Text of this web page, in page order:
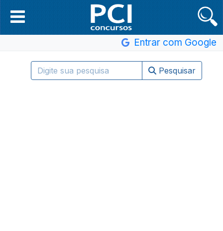
Entrar com Google
Pesquisar